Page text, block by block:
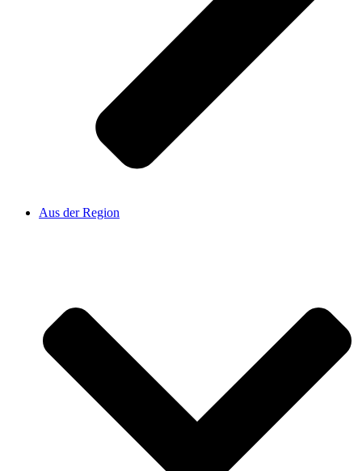
Aus der Region